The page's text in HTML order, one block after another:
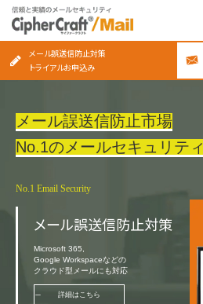
メール誤送信防止対策
トライアルお申込み
メール誤送信防止市場
No.1のメールセキュリティ
No.1 Email Security
メール誤送信防止対策
Microsoft 365,
Google Workspaceなどの
クラウド型メールにも対応
詳細はこちら